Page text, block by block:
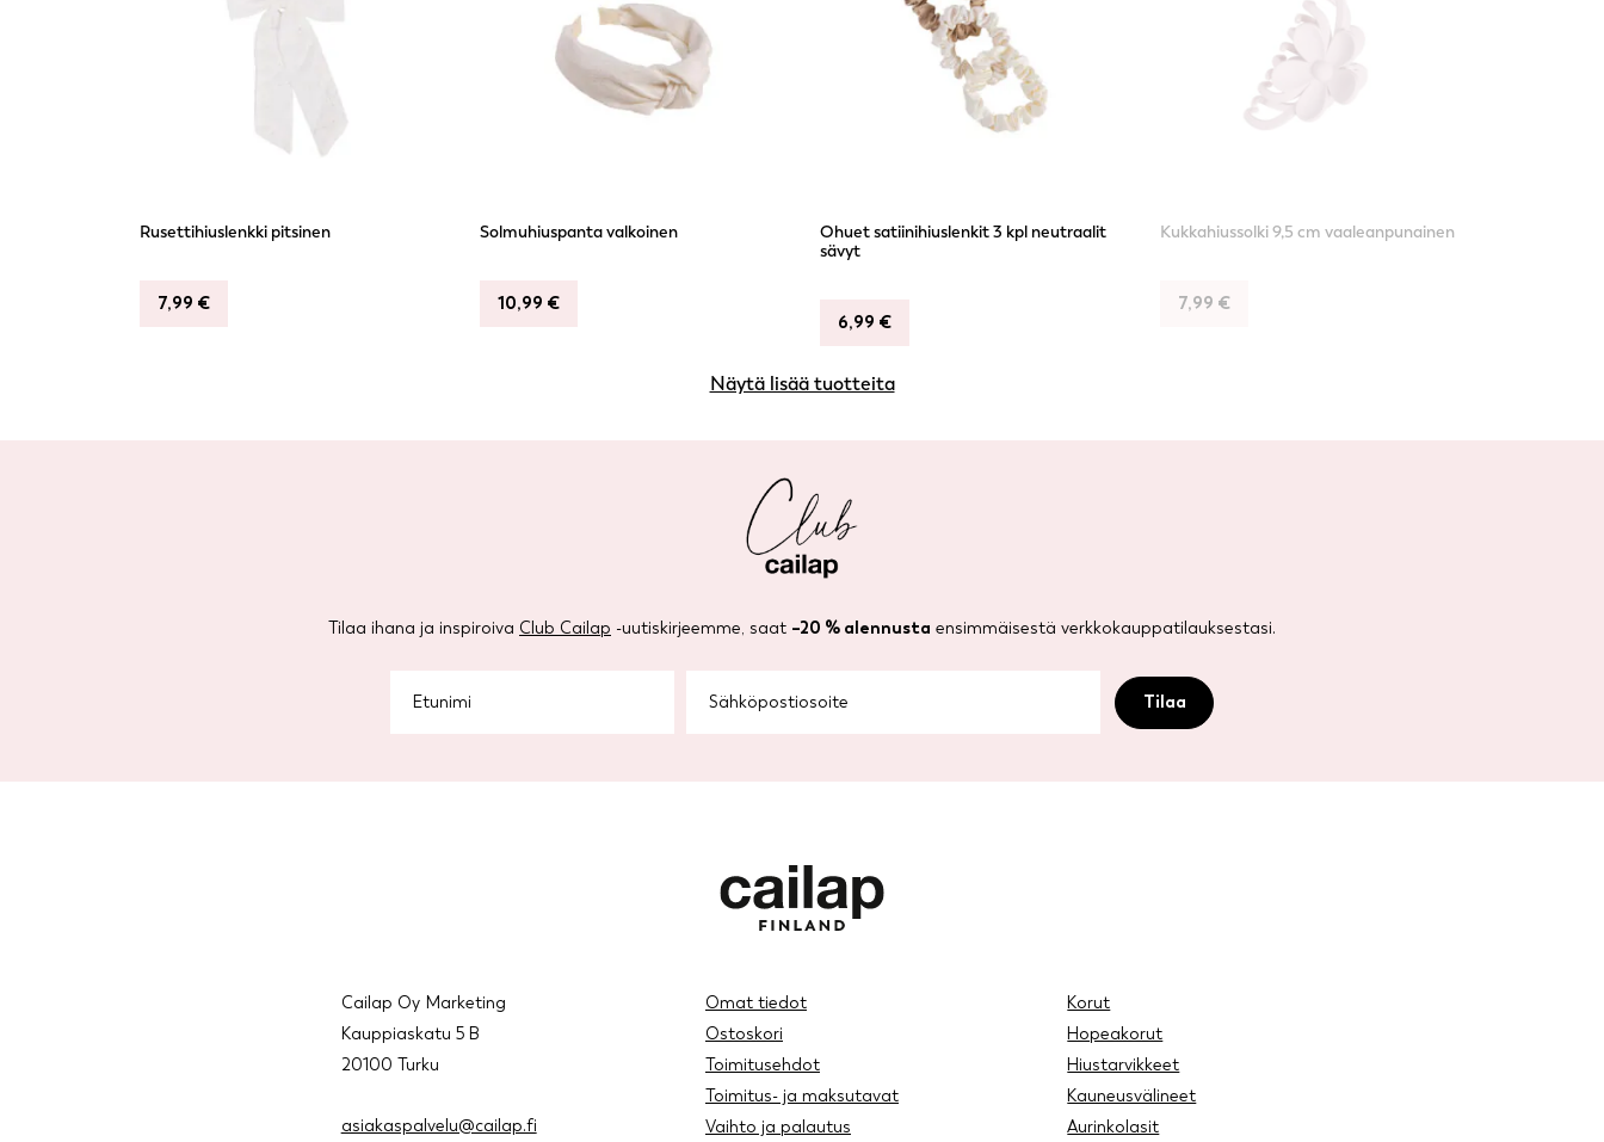
Rusettihiuslenkki pitsinen
7,99 €
Solmuhiuspanta valkoinen
10,99 €
Ohuet satiinihiuslenkit 3 kpl neutraalit
sävyt
6,99 €
Kukkahiussolki 9,5 cm vaaleanpunainen
7,99 €
Näytä lisää tuotteita
Tilaa ihana ja inspiroiva Club Cailap -uutiskirjeemme, saat –20 % alennusta ensimmäisestä verkkokauppatilauksestasi.
Cailap Oy Marketing
Kauppiaskatu 5 B
20100 Turku
asiakaspalvelu@cailap.fi
Omat tiedot
Ostoskori
Toimitusehdot
Toimitus- ja maksutavat
Vaihto ja palautus
Korut
Hopeakorut
Hiustarvikkeet
Kauneusvälineet
Aurinkolasit